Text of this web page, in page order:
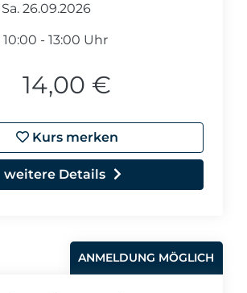
Sa. 26.09.2026
10:00 - 13:00 Uhr
14,00 €
Kurs merken
weitere Details
ANMELDUNG MÖGLICH